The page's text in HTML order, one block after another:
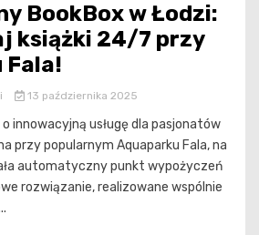
BookBox w Łodzi:
książki 24/7 przy
Fala!
13 października 2025
innowacyjną usługę dla pasjonatów
przy popularnym Aquaparku Fala, na
automatyczny punkt wypożyczeń
rozwiązanie, realizowane wspólnie